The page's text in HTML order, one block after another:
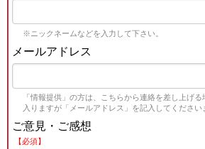
※ニックネームなどを入力して下さい。
メールアドレス
「情報提供」の方は、こちらから連絡を差し上げ
入りますが「メールアドレス」を記入してください
ご意見・ご感想
【必須】